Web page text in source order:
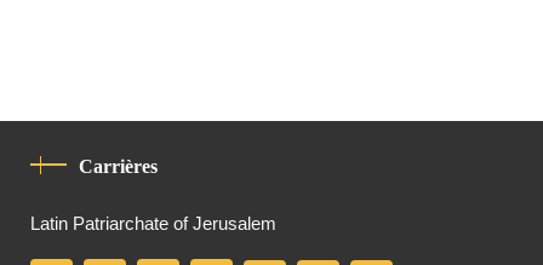
Carrières
Latin Patriarchate of Jerusalem